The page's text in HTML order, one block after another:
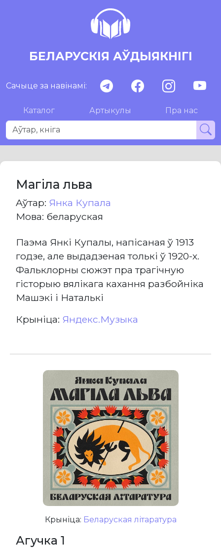
БЕЛАРУСКІЯ АЎДЫЯКНІГІ
Сачыце за навінамі:
Каталог Артыкулы Пра нас
Магіла льва
Aўтар: Янка Купала
Мова: беларуская
Паэма Янкі Купалы, напісаная ў 1913
годзе, але выдадзеная толькі ў 1920-х.
Фальклорны сюжэт пра трагічную
гісторыю вялікага кахання разбойніка
Машэкі і Наталькі
Крыніца: Яндекс.Музыка
Крыніца: Беларуская літаратура
Агучка 1